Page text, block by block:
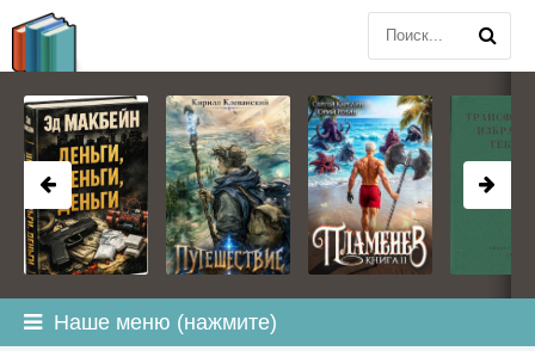
Наше меню (нажмите)
BOOKPLANETA.COM